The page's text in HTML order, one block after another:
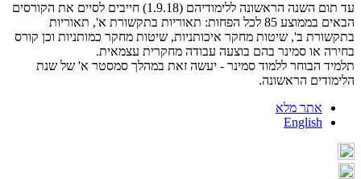
עד תום השנה הראשונה ללימודיהם (1.9.18) חייבים לסיים את הקורסים
הבאים בממוצע 85 לכל הפחות: תאוריות בתקשורת א', תאוריות
בתקשורת ב', שיטות מחקר איכותניות, שיטות מחקר כמותניות וכן קורס
בחירה או סמינר בהם בוצעה עבודה מחקרית עצמאית.
תלמיד הבוחר ללמוד סמינר - יעשה זאת במהלך סמסטר א' של שנת
הלימודים הראשונה.
אתר מלא
English